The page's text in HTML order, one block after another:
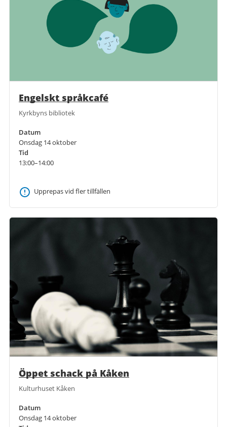
Engelskt språkcafé
Kyrkbyns bibliotek
Datum
Onsdag 14 oktober
Tid
13:00–14:00
Upprepas vid fler tillfällen
Öppet schack på Kåken
Kulturhuset Kåken
Datum
Onsdag 14 oktober